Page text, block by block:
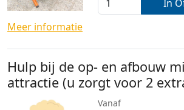
In
Meer informatie
Hulp bij de op- en afbouw
attractie (u zorgt voor 2
Vanaf